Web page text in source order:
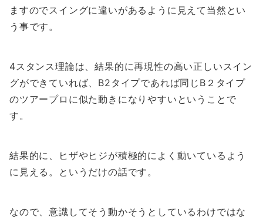
ますのでスイングに違いがあるように見えて当然とい
う事です。
4スタンス理論は、結果的に再現性の高い正しいスイン
グができていれば、B2タイプであれば同じB２タイプ
のツアープロに似た動きになりやすいということで
す。
結果的に、ヒザやヒジが積極的によく動いているよう
に見える。というだけの話です。
なので、意識してそう動かそうとしているわけではな